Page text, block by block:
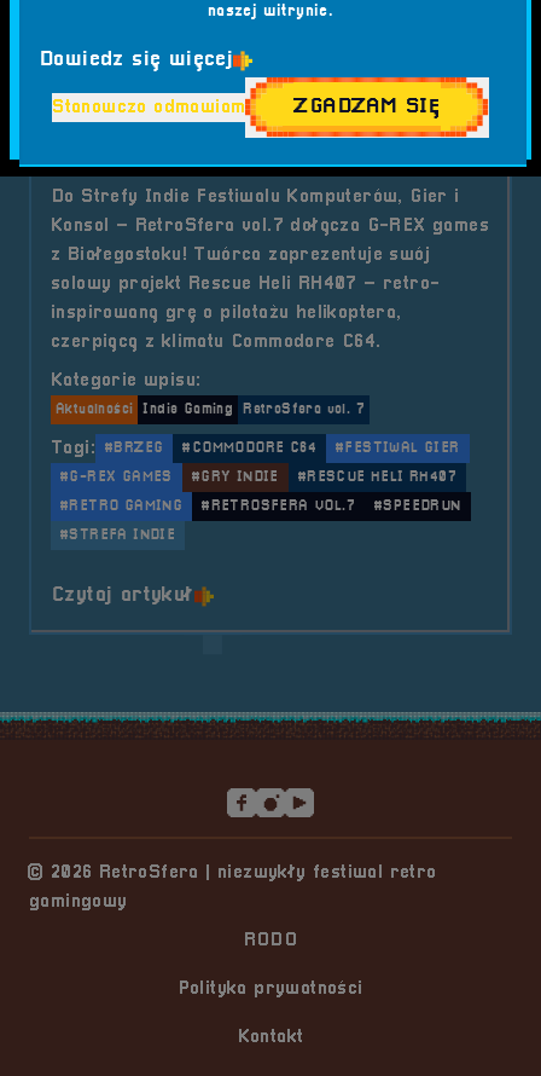
o tytule POGADUCHY #30
2025-08-31
Indie Gaming- G-REX games
Do Strefy Indie Festiwalu Komputerów, Gier i
Konsol – RetroSfera vol.7 dołącza G-REX games
z Białegostoku! Twórca zaprezentuje swój
solowy projekt Rescue Heli RH407 – retro-
inspirowaną grę o pilotażu helikoptera,
czerpiącą z klimatu Commodore C64.
Kategorie wpisu:
Aktualności Indie Gaming RetroSfera vol. 7
Tagi: #BRZEG #COMMODORE C64
#FESTIWAL GIER
#G-REX GAMES
#GRY INDIE
#RESCUE HELI RH407
#RETRO GAMING
#RETROSFERA VOL.7
#SPEEDRUN
#STREFA INDIE
Czytaj artykuło tytule Indie Gaming- G-REX
© 2026 RetroSfera | niezwykły festiwal retro
gamingowy
RODO
Polityka prywatności
Kontakt
naszej witrynie.
Dowiedz się więcej
Stanowczo odmawiam ZGADZAM SIĘ